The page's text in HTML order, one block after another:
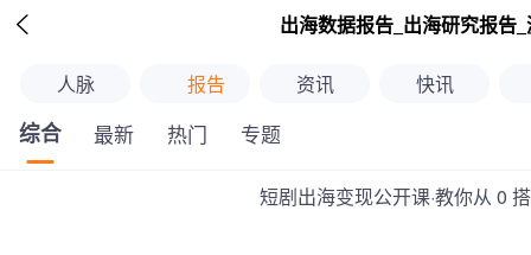
 出海数据报告_出海研究报告
人脉 报告 资讯 快讯
综合 最新 热门 专题
短剧出海变现公开课·教你从 0